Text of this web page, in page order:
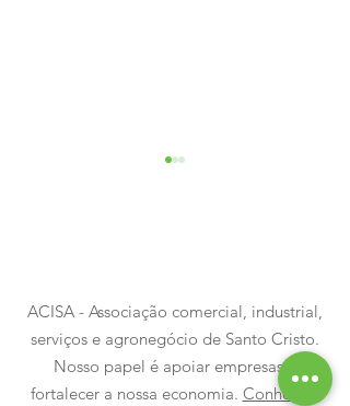
Mais uma noite para
guardar na memória
ACISA - Associação comercial, industrial,
serviços e agronegócio de Santo Cristo.
Nosso papel é apoiar empresas e
fortalecer a nossa economia. Conheça a